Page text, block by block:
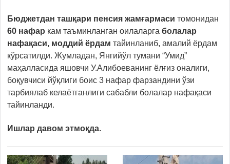
Бюджетдан ташқари пенсия жамғармаси томонидан
60 нафар кам таъминланган оилаларга болалар
нафақаси, моддий ёрдам тайинланиб, амалий ёрдам
кўрсатилди. Жумладан, Янгийўл тумани “Умид”
маҳалласида яшовчи У.Алибоеванинг ёлғиз оналиги,
боқувчиси йўқлиги боис 3 нафар фарзандини ўзи
тарбиялаб келаётганлиги сабабли болалар нафақаси
тайинланди.
Ишлар давом этмоқда.